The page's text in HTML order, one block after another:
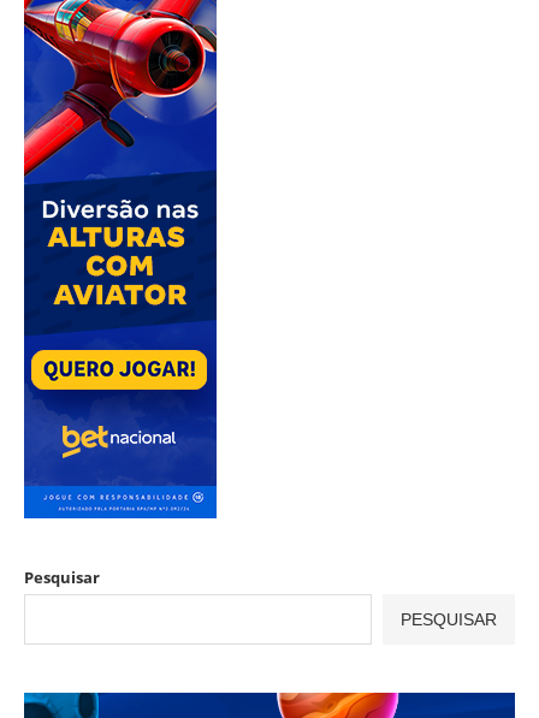
Pesquisar
PESQUISAR